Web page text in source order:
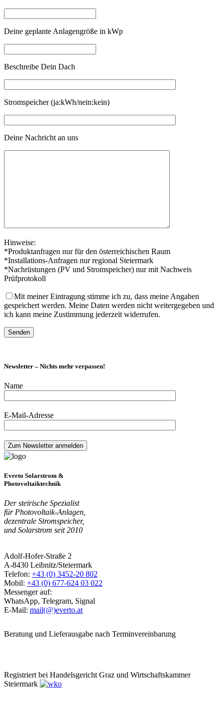
Deine geplante Anlagengröße in kWp
Beschreibe Dein Dach
Stromspeicher (ja:kWh/nein:kein)
Deine Nachricht an uns
Hinweise:
*Produktanfragen nur für den österreichischen Raum
*Installations-Anfragen nur regional Steiermark
*Nachrüstungen (PV und Stromspeicher) nur mit Nachweis
Prüfprotokoll
Mit meiner Eintragung stimme ich zu, dass meine Angaben
gespeichert werden. Meine Daten werden nicht weitergegeben und
ich kann meine Zustimmung jederzeit widerrufen.
Newsletter – Nichts mehr verpassen!
Name
E-Mail-Adresse
Everto Solarstrom &
Photovoltaiktechnik
Der steirische Spezialist
für Photovoltaik-Anlagen,
dezentrale Stromspeicher,
und Solarstrom seit 2010
Adolf-Hofer-Straße 2
A-8430 Leibnitz/Steiermark
Telefon: +43 (0) 3452-20 802
Mobil: +43 (0) 677-624 03 022
Messenger auf:
WhatsApp, Telegram, Signal
E-Mail: mail(@)everto.at
Beratung und Lieferausgabe nach Terminvereinbarung
Registriert bei Handelsgericht Graz und Wirtschaftskammer
Steiermark